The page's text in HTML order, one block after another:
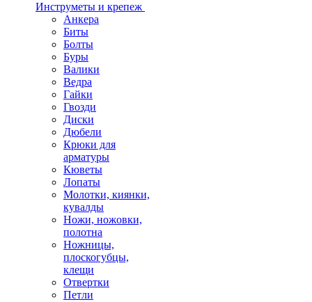
Инструметы и крепеж
Анкера
Биты
Болты
Буры
Валики
Ведра
Гайки
Гвозди
Диски
Дюбели
Крюки для
арматуры
Кюветы
Лопаты
Молотки, киянки,
кувалды
Ножи, ножовки,
полотна
Ножницы,
плоскогубцы,
клещи
Отвертки
Петли